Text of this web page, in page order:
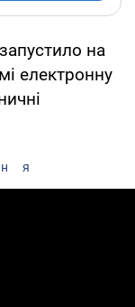
на
електронну